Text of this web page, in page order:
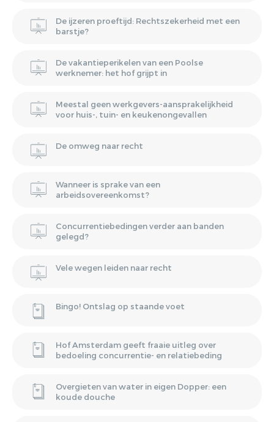
De ijzeren proeftijd: Rechtszekerheid met een
barstje?
De vakantieperikelen van een Poolse
werknemer: het hof grijpt in
Meestal geen werkgevers-aansprakelijkheid
voor huis-, tuin- en keukenongevallen
De omweg naar recht
Wanneer is sprake van een
arbeidsovereenkomst?
Concurrentiebedingen verder aan banden
gelegd?
Vele wegen leiden naar recht
Bingo! Ontslag op staande voet
Hof Amsterdam geeft fraaie uitleg over
bedoeling concurrentie- en relatiebeding
Overgieten van water in eigen Dopper: een
koude douche